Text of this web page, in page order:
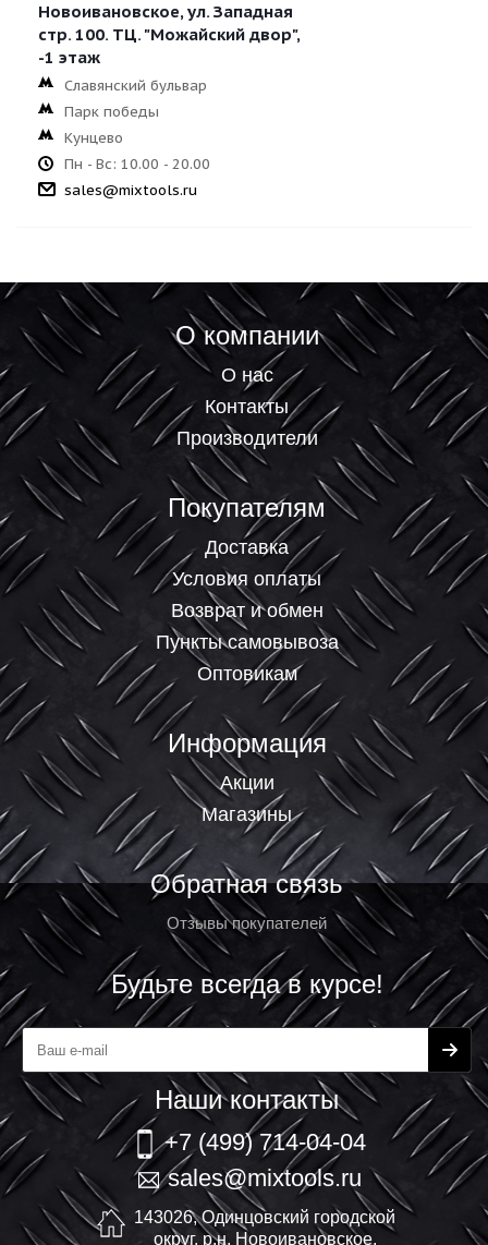
Новоивановское, ул. Западная
стр. 100. ТЦ. "Можайский двор",
-1 этаж
Славянский бульвар
Парк победы
Кунцево
Пн - Вс: 10.00 - 20.00
sales@mixtools.ru
О компании
О нас
Контакты
Производители
Покупателям
Доставка
Условия оплаты
Возврат и обмен
Пункты самовывоза
Оптовикам
Информация
Акции
Магазины
Обратная связь
Отзывы покупателей
Будьте всегда в курсе!
Наши контакты
+7 (499) 714-04-04
sales@mixtools.ru
143026, Одинцовский городской
округ, р.н. Новоивановское,